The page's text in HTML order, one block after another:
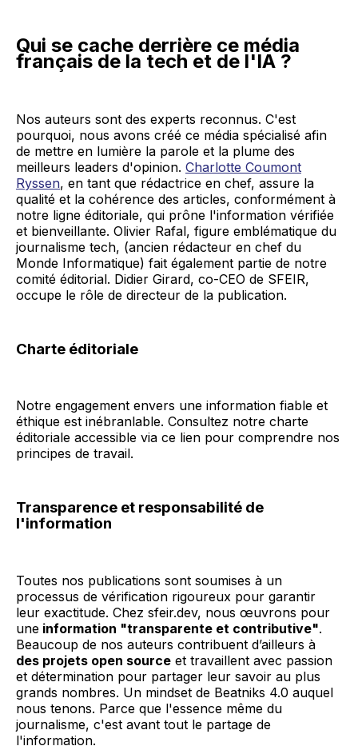
Qui se cache derrière ce média
français de la tech et de l'IA ?
Nos auteurs sont des experts reconnus. C'est
pourquoi, nous avons créé ce média spécialisé afin
de mettre en lumière la parole et la plume des
meilleurs leaders d'opinion. Charlotte Coumont
Ryssen, en tant que rédactrice en chef, assure la
qualité et la cohérence des articles, conformément à
notre ligne éditoriale, qui prône l'information vérifiée
et bienveillante. Olivier Rafal, figure emblématique du
journalisme tech, (ancien rédacteur en chef du
Monde Informatique) fait également partie de notre
comité éditorial. Didier Girard, co-CEO de SFEIR,
occupe le rôle de directeur de la publication.
Charte éditoriale
Notre engagement envers une information fiable et
éthique est inébranlable. Consultez notre charte
éditoriale accessible via ce lien pour comprendre nos
principes de travail.
Transparence et responsabilité de
l'information
Toutes nos publications sont soumises à un
processus de vérification rigoureux pour garantir
leur exactitude. Chez sfeir.dev, nous œuvrons pour
une information "transparente et contributive".
Beaucoup de nos auteurs contribuent d’ailleurs à
des projets open source et travaillent avec passion
et détermination pour partager leur savoir au plus
grands nombres. Un mindset de Beatniks 4.0 auquel
nous tenons. Parce que l'essence même du
journalisme, c'est avant tout le partage de
l'information.